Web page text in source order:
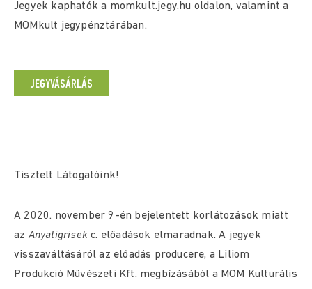
Jegyek kaphatók a momkult.jegy.hu oldalon, valamint a
MOMkult jegypénztárában.
JEGYVÁSÁRLÁS
Tisztelt Látogatóink!
A 2020. november 9-én bejelentett korlátozások miatt
az Anyatigrisek c. előadások elmaradnak. A jegyek
visszaváltásáról az előadás producere, a Liliom
Produkció Művészeti Kft. megbízásából a MOM Kulturális